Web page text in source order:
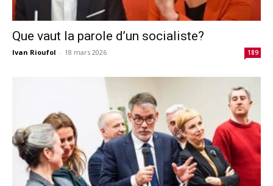
Que vaut la parole d’un socialiste?
Ivan Rioufol - 18 mars 2026 189